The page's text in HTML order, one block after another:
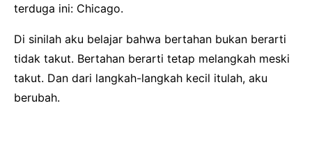
terduga ini: Chicago.
Di sinilah aku belajar bahwa bertahan bukan berarti
tidak takut. Bertahan berarti tetap melangkah meski
takut. Dan dari langkah-langkah kecil itulah, aku
berubah.